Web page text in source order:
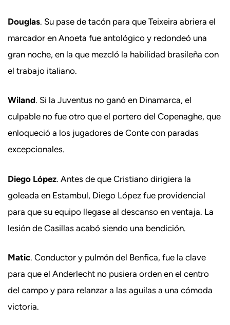
Douglas. Su pase de tacón para que Teixeira abriera el
marcador en Anoeta fue antológico y redondeó una
gran noche, en la que mezcló la habilidad brasileña con
el trabajo italiano.
Wiland. Si la Juventus no ganó en Dinamarca, el
culpable no fue otro que el portero del Copenaghe, que
enloqueció a los jugadores de Conte con paradas
excepcionales.
Diego López. Antes de que Cristiano dirigiera la
goleada en Estambul, Diego López fue providencial
para que su equipo llegase al descanso en ventaja. La
lesión de Casillas acabó siendo una bendición.
Matic. Conductor y pulmón del Benfica, fue la clave
para que el Anderlecht no pusiera orden en el centro
del campo y para relanzar a las aguilas a una cómoda
victoria.